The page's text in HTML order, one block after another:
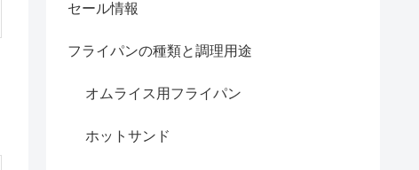
セール情報
フライパンの種類と調理用途
オムライス用フライパン
ホットサンド